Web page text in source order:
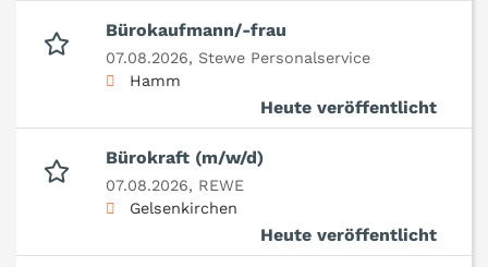
Bürokaufmann/-frau
07.08.2026, Stewe Personalservice
Hamm
Heute veröffentlicht
Bürokraft (m/w/d)
07.08.2026, REWE
Gelsenkirchen
Heute veröffentlicht